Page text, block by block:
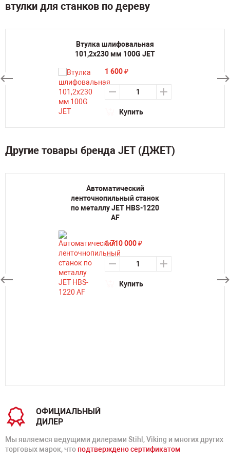
втулки для станков по дереву
Втулка шлифовальная
101,2х230 мм 100G JET
1 600₽
Купить
Другие товары бренда JET (ДЖЕТ)
Автоматический
ленточнопильный станок
по металлу JET HBS-1220
AF
1 710 000₽
Купить
ОФИЦИАЛЬНЫЙ
ДИЛЕР
Мы являемся ведущими дилерами Stihl, Viking и многих других
торговых марок, что подтверждено сертификатом